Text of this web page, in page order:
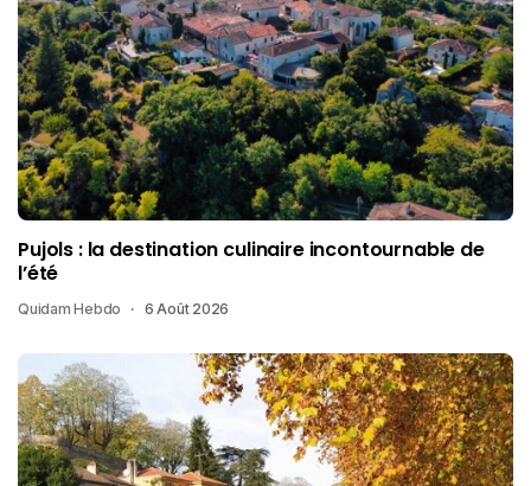
Pujols : la destination culinaire incontournable de
l’été
Quidam Hebdo 6 Août 2026